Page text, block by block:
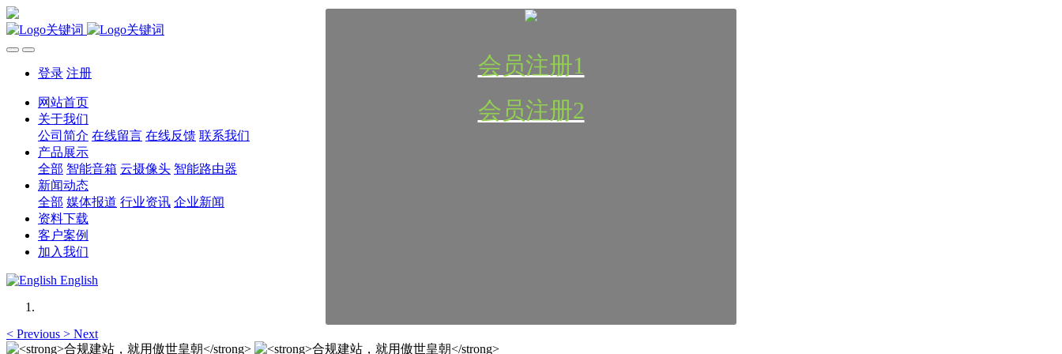
会员注册1
会员注册2
登录 注册
网站首页
关于我们
公司简介 在线留言 在线反馈 联系我们
产品展示
全部 智能音箱 云摄像头 智能路由器
新闻动态
全部 媒体报道 行业资讯 企业新闻
资料下载
客户案例
加入我们
English
< Previous > Next